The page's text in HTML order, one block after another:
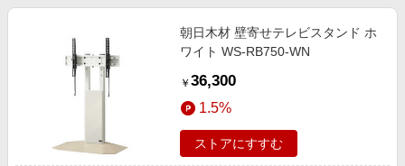
朝日木材 壁寄せテレビスタンド ホ
ワイト WS-RB750-WN
￥ 36,300
1.5%
ストアにすすむ